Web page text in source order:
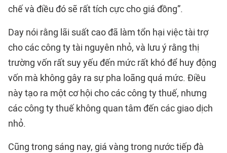
chế và điều đó sẽ rất tích cực cho giá đồng”.
Day nói rằng lãi suất cao đã làm tổn hại việc tài trợ
cho các công ty tài nguyên nhỏ, và lưu ý rằng thị
trường vốn rất suy yếu đến mức rất khó để huy động
vốn mà không gây ra sự pha loãng quá mức. Điều
này tạo ra một cơ hội cho các công ty thuế, nhưng
các công ty thuế không quan tâm đến các giao dịch
nhỏ.
Cũng trong sáng nay, giá vàng trong nước tiếp đà